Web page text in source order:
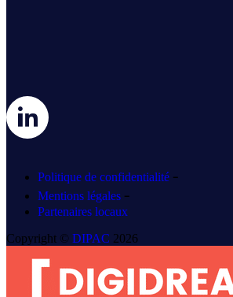
Politique de confidentialité -
Mentions légales -
Partenaires locaux
Copyright © DIPAC 2026